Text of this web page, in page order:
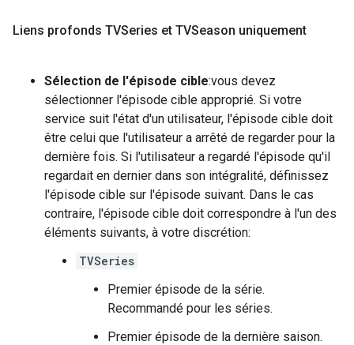
Liens profonds TVSeries et TVSeason uniquement
Sélection de l'épisode cible:vous devez
sélectionner l'épisode cible approprié. Si votre
service suit l'état d'un utilisateur, l'épisode cible doit
être celui que l'utilisateur a arrêté de regarder pour la
dernière fois. Si l'utilisateur a regardé l'épisode qu'il
regardait en dernier dans son intégralité, définissez
l'épisode cible sur l'épisode suivant. Dans le cas
contraire, l'épisode cible doit correspondre à l'un des
éléments suivants, à votre discrétion:
TVSeries
Premier épisode de la série.
Recommandé pour les séries.
Premier épisode de la dernière saison.